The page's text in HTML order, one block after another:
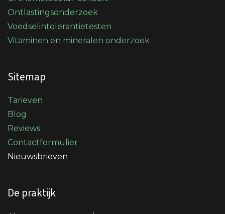
Ontlastingsonderzoek
Voedselintolerantietesten
Vitaminen en mineralen onderzoek
Sitemap
Tarieven
Blog
Reviews
Contactformulier
Nieuwsbrieven
De praktijk